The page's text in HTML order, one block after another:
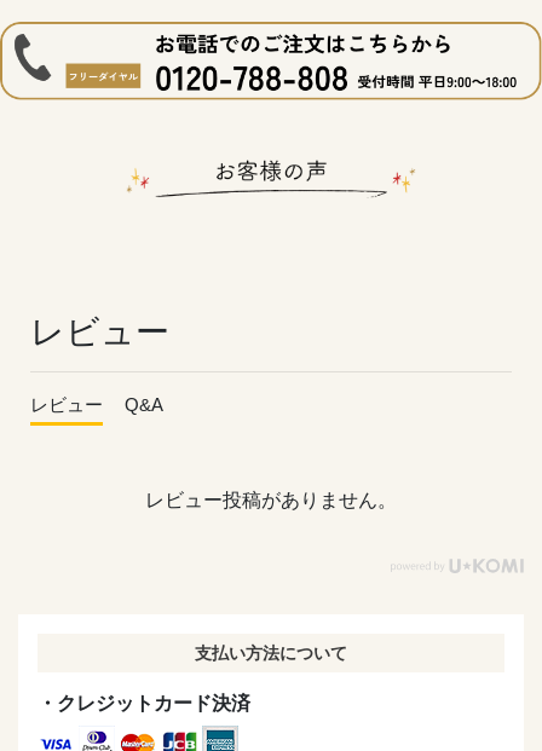
レビュー
レビュー Q&A
レビュー投稿がありません。
支払い方法について
・クレジットカード決済